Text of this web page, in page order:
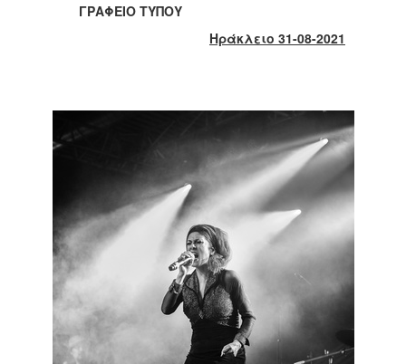
2019
2011
2010
2006
ΓΡΑΦΕΙΟ ΤΥΠΟΥ
Ηράκλειο 31-08-2021